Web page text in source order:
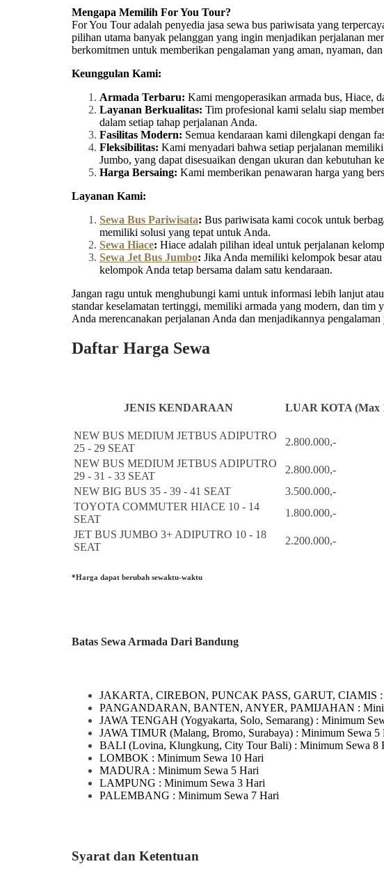
Mengapa Memilih For You Tour?
For You Tour adalah penyedia jasa sewa bus pariwisata yang
pilihan utama banyak pelanggan yang ingin menjadikan perjalanan
berkomitmen untuk memberikan pengalaman yang aman, nyaman,
Keunggulan Kami:
Armada Terbaru: Kami mengoperasikan armada bus, Hiace,
Layanan Berkualitas: Tim profesional kami selalu siap
dalam setiap tahap perjalanan Anda.
Fasilitas Modern: Semua kendaraan kami dilengkapi dengan
Fleksibilitas: Kami menyadari bahwa setiap perjalanan
Jumbo, yang dapat disesuaikan dengan ukuran dan kebutuhan
Harga Bersaing: Kami memberikan penawaran harga yang
Layanan Kami:
Sewa Bus Pariwisata: Bus pariwisata kami cocok untuk
memiliki solusi yang tepat untuk Anda.
Sewa Hiace: Hiace adalah pilihan ideal untuk perjalanan
Sewa Jet Bus Jumbo: Jika Anda memiliki kelompok besar
kelompok Anda tetap bersama dalam satu kendaraan.
Jangan ragu untuk menghubungi kami untuk informasi lebih lanjut
standar keselamatan tertinggi, memiliki armada yang modern, dan
Anda merencanakan perjalanan Anda dan menjadikannya
Daftar Harga Sewa
JENIS KENDARAAN LUAR KOTA (Max
NEW BUS MEDIUM JETBUS ADIPUTRO
25 - 29 SEAT
2.800.000,-
NEW BUS MEDIUM JETBUS ADIPUTRO
29 - 31 - 33 SEAT
2.800.000,-
NEW BIG BUS 35 - 39 - 41 SEAT
3.500.000,-
TOYOTA COMMUTER HIACE 10 - 14
SEAT
1.800.000,-
JET BUS JUMBO 3+ ADIPUTRO 10 - 18
SEAT
2.200.000,-
*Harga dapat berubah sewaktu-waktu
Batas Sewa Armada Dari Bandung
JAKARTA, CIREBON, PUNCAK PASS, GARUT, CIAMIS
PANGANDARAN, BANTEN, ANYER, PAMIJAHAN :
JAWA TENGAH (Yogyakarta, Solo, Semarang) : Minimum
JAWA TIMUR (Malang, Bromo, Surabaya) : Minimum Sewa 5
BALI (Lovina, Klungkung, City Tour Bali) : Minimum Sewa 8
LOMBOK : Minimum Sewa 10 Hari
MADURA : Minimum Sewa 5 Hari
LAMPUNG : Minimum Sewa 3 Hari
PALEMBANG : Minimum Sewa 7 Hari
Syarat dan Ketentuan